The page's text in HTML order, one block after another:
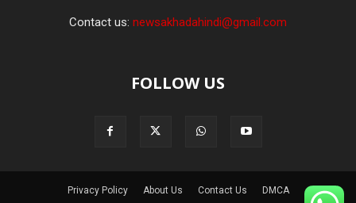
Contact us: newsakhadahindi@gmail.com
FOLLOW US
Privacy Policy About Us Contact Us DMCA